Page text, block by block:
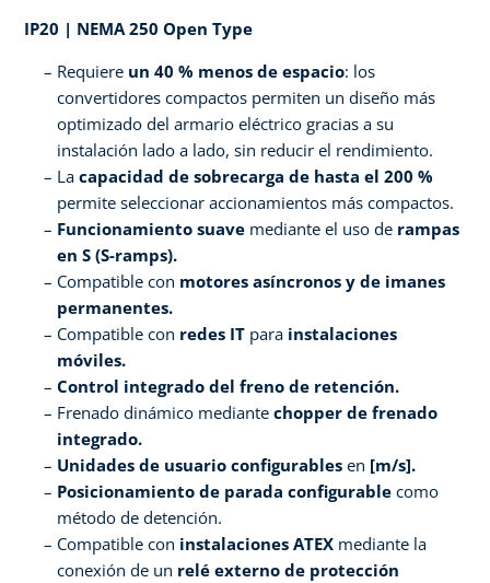
IP20 | NEMA 250 Open Type
Requiere un 40 % menos de espacio: los
convertidores compactos permiten un diseño más
optimizado del armario eléctrico gracias a su
instalación lado a lado, sin reducir el rendimiento.
La capacidad de sobrecarga de hasta el 200 %
permite seleccionar accionamientos más compactos.
Funcionamiento suave mediante el uso de rampas
en S (S-ramps).
Compatible con motores asíncronos y de imanes
permanentes.
Compatible con redes IT para instalaciones
móviles.
Control integrado del freno de retención.
Frenado dinámico mediante chopper de frenado
integrado.
Unidades de usuario configurables en [m/s].
Posicionamiento de parada configurable como
método de detención.
Compatible con instalaciones ATEX mediante la
conexión de un relé externo de protección